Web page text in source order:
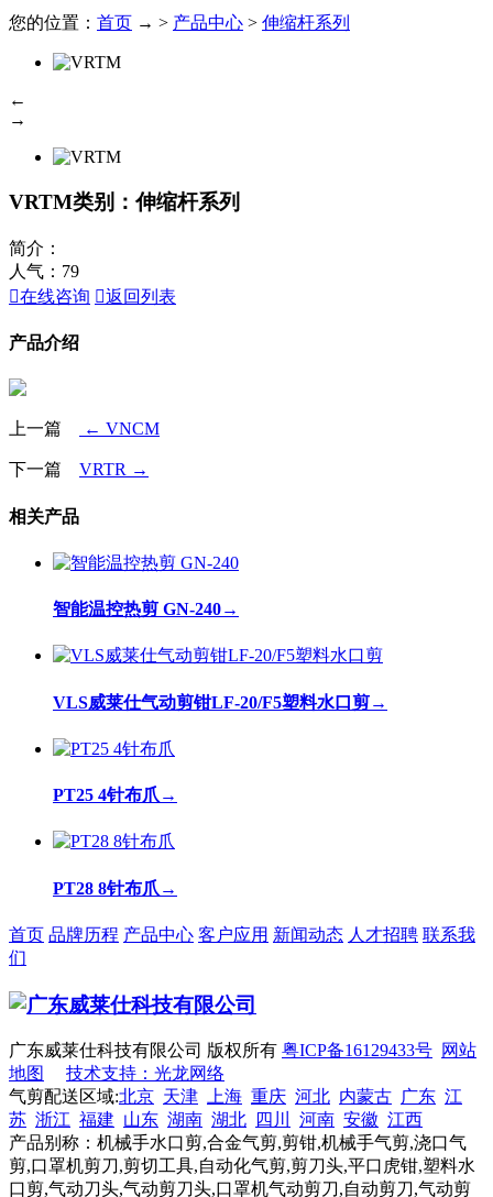
您的位置： 首页 → > 产品中心 > 伸缩杆系列
←
→
VRTM类别：伸缩杆系列
简介：
人气： 79
在线咨询 返回列表
产品介绍
上一篇 ← VNCM
下一篇 VRTR →
相关产品
智能温控热剪 GN-240→
VLS威莱仕气动剪钳LF-20/F5塑料水口剪→
PT25 4针布爪 →
PT28 8针布爪 →
首页 品牌历程 产品中心 客户应用 新闻动态 人才招聘 联系我
们
广东威莱仕科技有限公司 版权所有 粤ICP备16129433号 网站
地图
技术支持：光龙网络
气剪配送区域:北京 天津 上海 重庆 河北 内蒙古 广东 江
苏 浙江 福建 山东 湖南 湖北 四川 河南 安徽 江西
产品别称：机械手水口剪,合金气剪,剪钳,机械手气剪,浇口气
剪,口罩机剪刀,剪切工具,自动化气剪,剪刀头,平口虎钳,塑料水
口剪,气动刀头,气动剪刀头,口罩机气动剪刀,自动剪刀,气动剪